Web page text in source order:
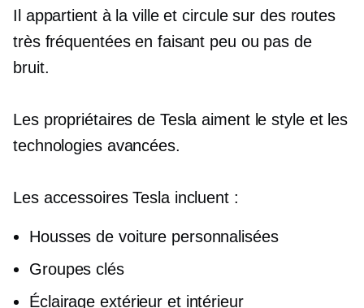
Il appartient à la ville et circule sur des routes
très fréquentées en faisant peu ou pas de
bruit.
Les propriétaires de Tesla aiment le style et les
technologies avancées.
Les accessoires Tesla incluent :
Housses de voiture personnalisées
Groupes clés
Éclairage extérieur et intérieur